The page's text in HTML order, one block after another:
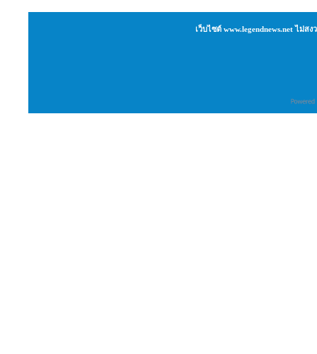
เว็บไซต์ www.legendnews.net ไม่